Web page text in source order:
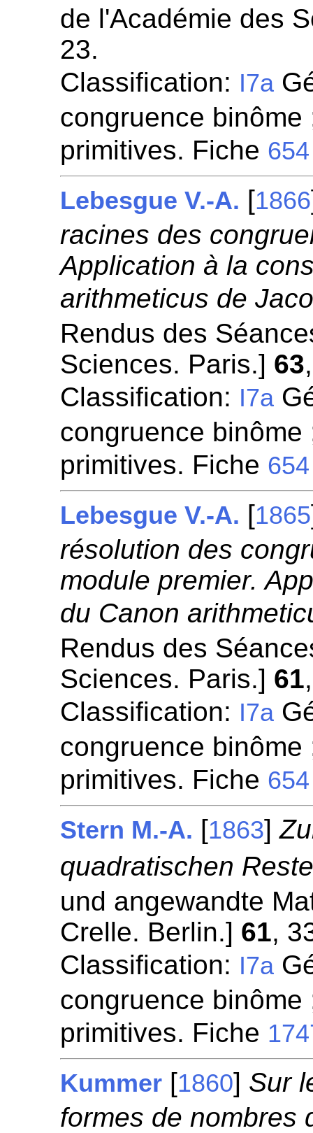
de l'Académie des
23.
Classification: I7a
congruence
primitives. Fiche 654
Lebesgue V.-A. [1866
racines des
Application à la
arithmeticus de
Rendus des
Sciences. Paris.] 63
Classification: I7a
congruence
primitives. Fiche 654
Lebesgue V.-A. [1865
résolution des
module premier.
du Canon
Rendus des
Sciences. Paris.] 61
Classification: I7a
congruence
primitives. Fiche 654
Stern M.-A. [1863]
quadratischen
und angewandte
Crelle. Berlin.] 61,
Classification: I7a
congruence
primitives. Fiche
Kummer [1860] Sur
formes de nombres